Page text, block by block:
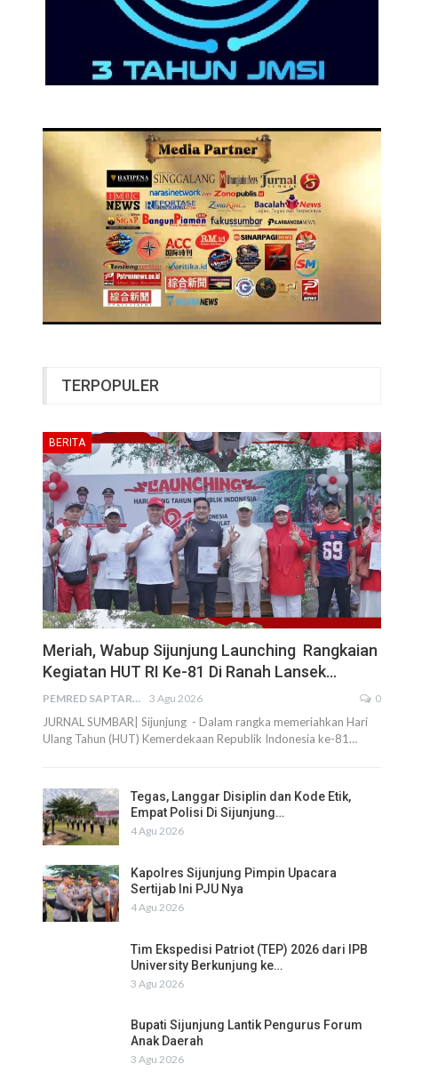
TERPOPULER
BERITA
Meriah, Wabup Sijunjung Launching Rangkaian
Kegiatan HUT RI Ke-81 Di Ranah Lansek…
PEMRED SAPTARIUS 3 Agu 2026 0
JURNAL SUMBAR| Sijunjung - Dalam rangka memeriahkan Hari
Ulang Tahun (HUT) Kemerdekaan Republik Indonesia ke-81…
Tegas, Langgar Disiplin dan Kode Etik,
Empat Polisi Di Sijunjung…
4 Agu 2026
Kapolres Sijunjung Pimpin Upacara
Sertijab Ini PJU Nya
4 Agu 2026
Tim Ekspedisi Patriot (TEP) 2026 dari IPB
University Berkunjung ke…
3 Agu 2026
Bupati Sijunjung Lantik Pengurus Forum
Anak Daerah
3 Agu 2026